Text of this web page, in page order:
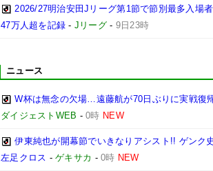
2026/27明治安田Jリーグ第1節で節別最多入場
47万人超を記録 - Jリーグ - 9日23時
ニュース
W杯は無念の欠場…遠藤航が70日ぶりに実戦復
ダイジェストWEB -0時 NEW
伊東純也が開幕節でいきなりアシスト!! ゲンク
左足クロス -ゲキサカ -0時 NEW